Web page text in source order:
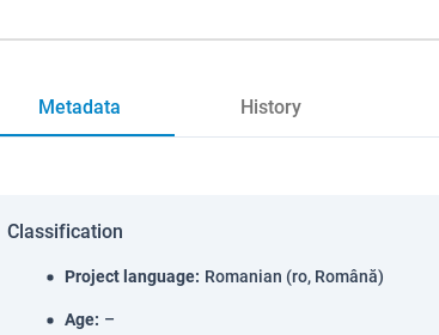
Metadata History
Classification
Project language: Romanian (ro, Română)
Age: –